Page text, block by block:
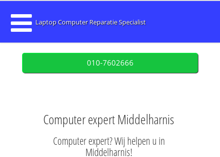
Laptop Computer Reparatie Specialist
010-7602666
Computer expert Middelharnis
Computer expert? Wij helpen u in
Middelharnis!